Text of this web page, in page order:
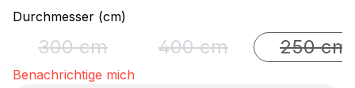
Durchmesser (cm)
300 cm(Diese Option ist zurzeit nicht verfügbar.)
400 cm(Diese Option ist zurzeit
250 cm
Benachrichtige mich